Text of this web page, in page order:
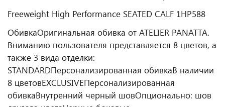
Freeweight High Performance SEATED CALF 1HP588
ОбивкаОригинальная обивка от ATELIER PANATTA.
Вниманию пользователя представляется 8 цветов, а
также 3 вида отделки:
STANDARDПерсонализированная обивкаВ наличии
8 цветовEXCLUSIVEПерсонализированная
обивкаВнутренний черный шовОпционально: шов